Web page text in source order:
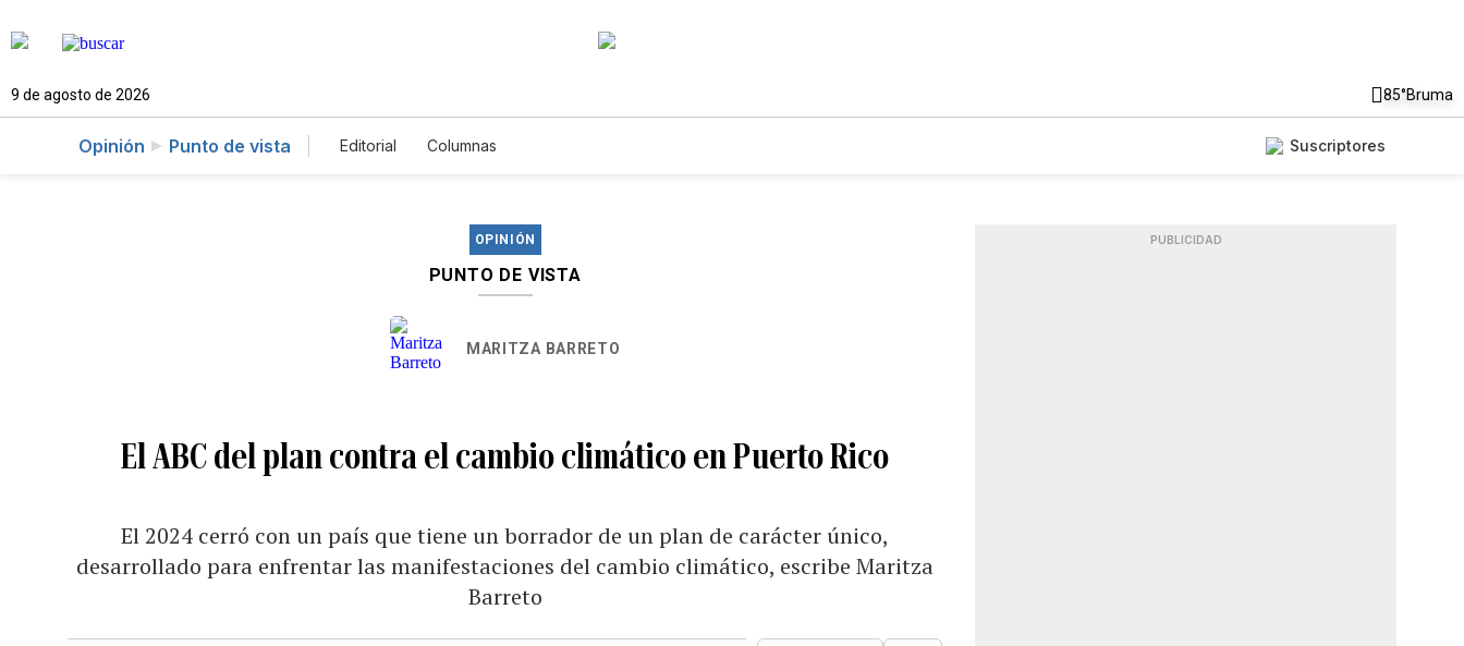
9 de agosto de 2026 85°Bruma
Opinión Punto de vista Editorial Columnas Suscriptores
OPINIÓN
PUNTO DE VISTA
MARITZA BARRETO
El ABC del plan contra el cambio climático en Puerto Rico
El 2024 cerró con un país que tiene un borrador de un plan de carácter único,
desarrollado para enfrentar las manifestaciones del cambio climático, escribe Maritza
Barreto
PUBLICIDAD